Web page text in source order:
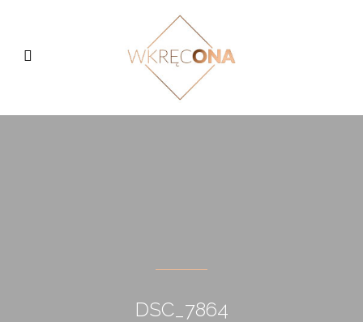
DSC_7864